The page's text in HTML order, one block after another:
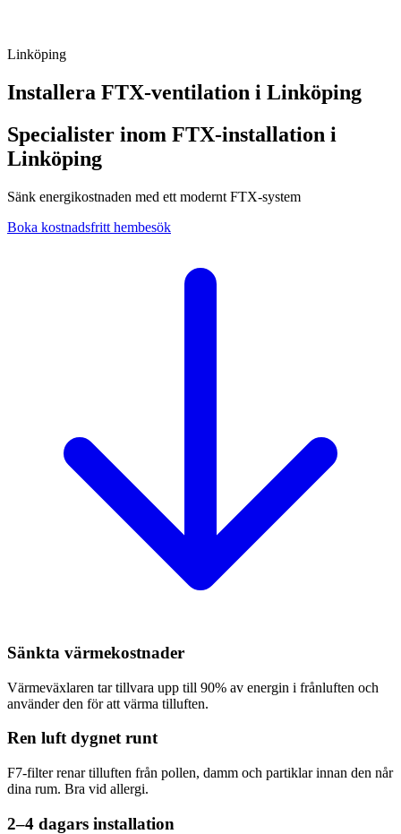
Linköping
Installera FTX-ventilation i Linköping
Specialister inom FTX-installation i
Linköping
Sänk energikostnaden med ett modernt FTX-system
Boka kostnadsfritt hembesök
Sänkta värmekostnader
Värmeväxlaren tar tillvara upp till 90% av energin i frånluften och
använder den för att värma tilluften.
Ren luft dygnet runt
F7-filter renar tilluften från pollen, damm och partiklar innan den når
dina rum. Bra vid allergi.
2–4 dagars installation